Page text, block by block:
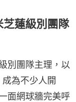
蓮級別團隊
別團隊主理，以
為不少人開
面網球牆完美呼